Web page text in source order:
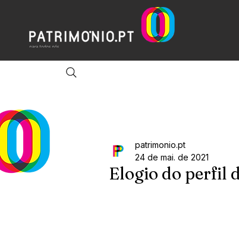
Elogio do perfil
patrimonio.pt
24 de mai. de 2021